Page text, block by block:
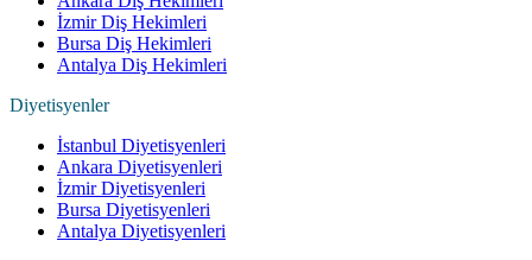
İzmir Diş Hekimleri
Bursa Diş Hekimleri
Antalya Diş Hekimleri
Diyetisyenler
İstanbul Diyetisyenleri
Ankara Diyetisyenleri
İzmir Diyetisyenleri
Bursa Diyetisyenleri
Antalya Diyetisyenleri